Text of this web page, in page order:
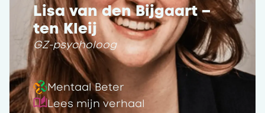
Lisa van den Bijgaart –
ten Kleij
GZ-psycholoog
Mentaal Beter
Lees mijn verhaal